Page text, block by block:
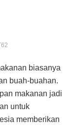
biasanya
buah-buahan.
makanan jadi
untuk
memberikan